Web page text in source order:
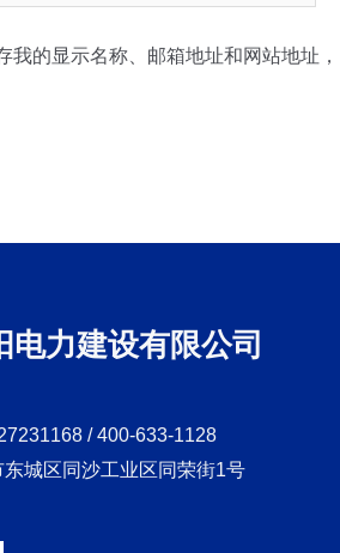
我的显示名称、邮箱地址和网站地址
电力建设有限公司
/ 400-633-1128
城区同沙工业区同荣街1号